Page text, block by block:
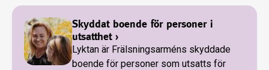
Skyddat boende för personer i
utsatthet›
Lyktan är Frälsningsarméns skyddade
boende för personer som utsatts för